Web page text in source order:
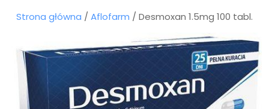
Strona główna / Aflofarm / Desmoxan 1.5mg 100 tabl.